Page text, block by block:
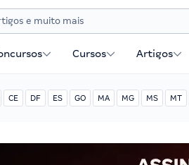
Cursos Artigos
CE DF ES GO MA MG MS MT